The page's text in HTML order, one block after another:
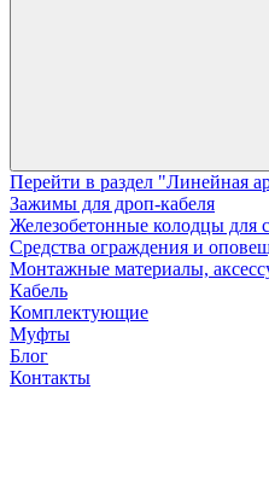
Перейти в раздел "Линейная
Зажимы для дроп-кабеля
Железобетонные колодцы для
Средства ограждения и
Монтажные материалы,
Кабель
Комплектующие
Муфты
Блог
Контакты